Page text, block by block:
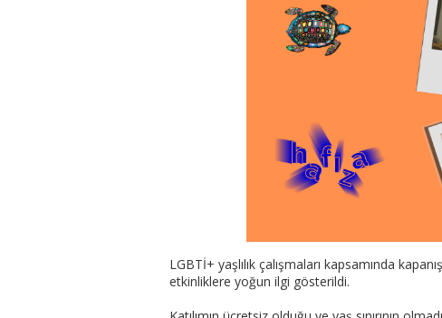
LGBTİ+ yaşlılık çalışmaları kapsamında
etkinliklere yoğun ilgi gösterildi.